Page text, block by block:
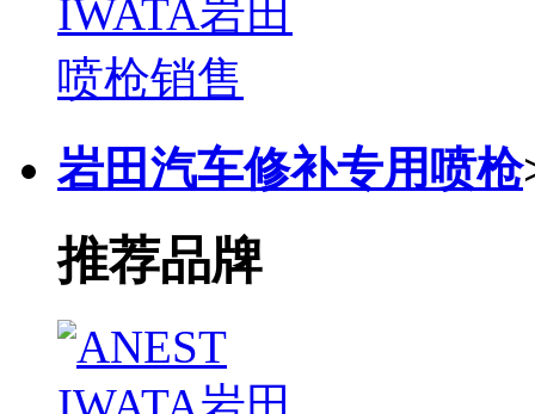
岩田汽车修补专用喷枪
推荐品牌